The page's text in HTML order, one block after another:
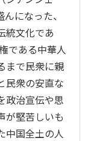
になった、
統文化であ
である中華人
まで民衆に親
民衆の安直な
政治宣伝や思
が堅苦しいも
中国全土の人